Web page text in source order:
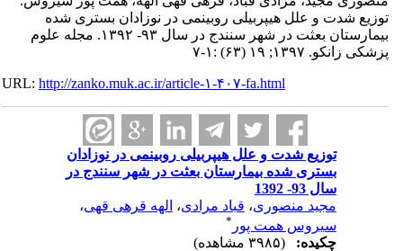
و علل هیپربیلی روبینمی در نوزادان بستری شده
بیمارستان بعثت در شهر سنندج در سال ۹۳- ۱۳۹۲. مجله علوم
۱۹ (۶۳) :۱-۷
URL:http://zanko.muk.ac.ir/article-۱-۴۰۷-fa.html
توزیع شدت و علل هیپربیلی روبینمی در نوزادان
بستری شده بیمارستان بعثت در شهر سنندج در
مجید منصوری،قباد مرادی،الهه قرهی قهی،
سیروس همت پور